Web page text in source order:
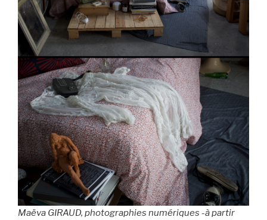
Maëva GIRAUD, photographies numériques -à partir